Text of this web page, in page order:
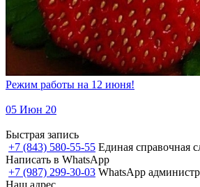
Режим работы на 12 июня!
05 Июн 20
Быстрая запись
+7 (843) 580-55-55 Единая справочная
Написать в WhatsApp
+7 (987) 299-30-03 WhatsApp